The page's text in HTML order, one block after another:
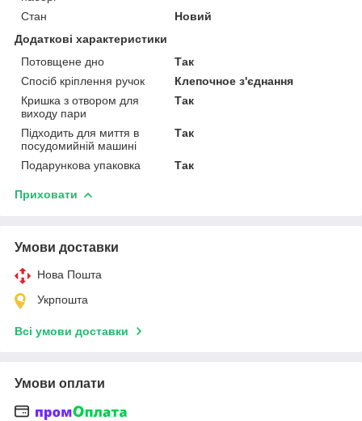
Стан
Новий
Додаткові характеристики
Потовщене дно
Так
Спосіб кріплення ручок
Клепочное з'єднання
Кришка з отвором для
виходу пари
Так
Підходить для миття в
посудомийній машині
Так
Подарункова упаковка Так
Приховати
Умови доставки
Нова Пошта
Укрпошта
Всі умови доставки
Умови оплати